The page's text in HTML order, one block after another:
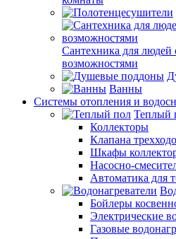
Сантехника для
возможностями
Ванны
Системы отопления и
Теплый
Коллекторы
Клапана
Шкафы
Насосно-
Автоматика для
Бойлеры
Электрические
Газовые